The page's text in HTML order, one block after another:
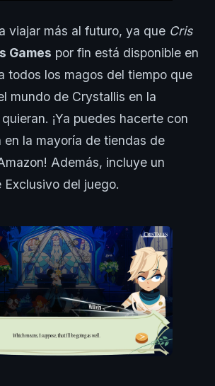
viajar más al futuro, ya que Cris
Games por fin está disponible en
todos los magos del tiempo que
mundo de Crystallis en la
¡Ya puedes hacerte con
en la mayoría de tiendas de
Además, incluye un
del juego.